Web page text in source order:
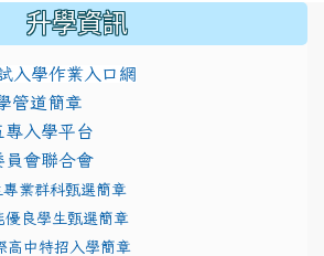
升學資訊
入學作業入口網
modules/
管道簡章
專入學平台
員會聯合會
業群科甄選簡章
優良學生甄選簡章
高中特招入學簡章